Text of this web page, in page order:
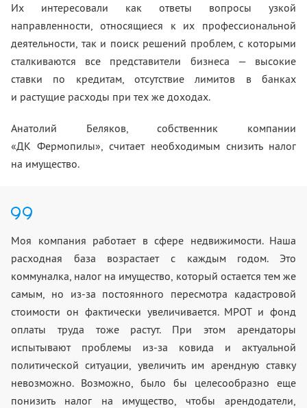
Их интересовали как ответы вопросы узкой
направленности, относящиеся к их профессиональной
деятельности, так и поиск решений проблем, с которыми
сталкиваются все представители бизнеса — высокие
ставки по кредитам, отсутствие лимитов в банках
и растущие расходы при тех же доходах.
Анатолий Беляков, собственник компании
«ДК Фермопилы», считает необходимым снизить налог
на имущество.
Моя компания работает в сфере недвижимости. Наша
расходная база возрастает с каждым годом. Это
коммуналка, налог на имущество, который остается тем же
самым, но из-за постоянного пересмотра кадастровой
стоимости он фактически увеличивается. МРОТ и фонд
оплаты труда тоже растут. При этом арендаторы
испытывают проблемы из-за ковида и актуальной
политической ситуации, увеличить им арендную ставку
невозможно. Возможно, было бы целесообразно еще
понизить налог на имущество, чтобы арендодатели,